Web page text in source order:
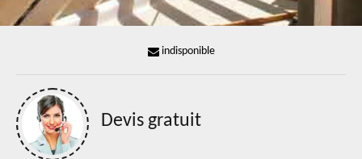
indisponible
Devis gratuit